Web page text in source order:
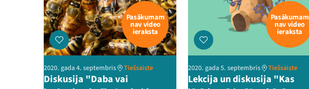
Pasākumam
nav video
ieraksta
2020. gada 4. septembris Tiešsaiste
Diskusija "Daba vai
Pasākumam
nav video
ieraksta
2020. gada 5. septembris Tiešsaiste
Lekcija un diskusija "Kas